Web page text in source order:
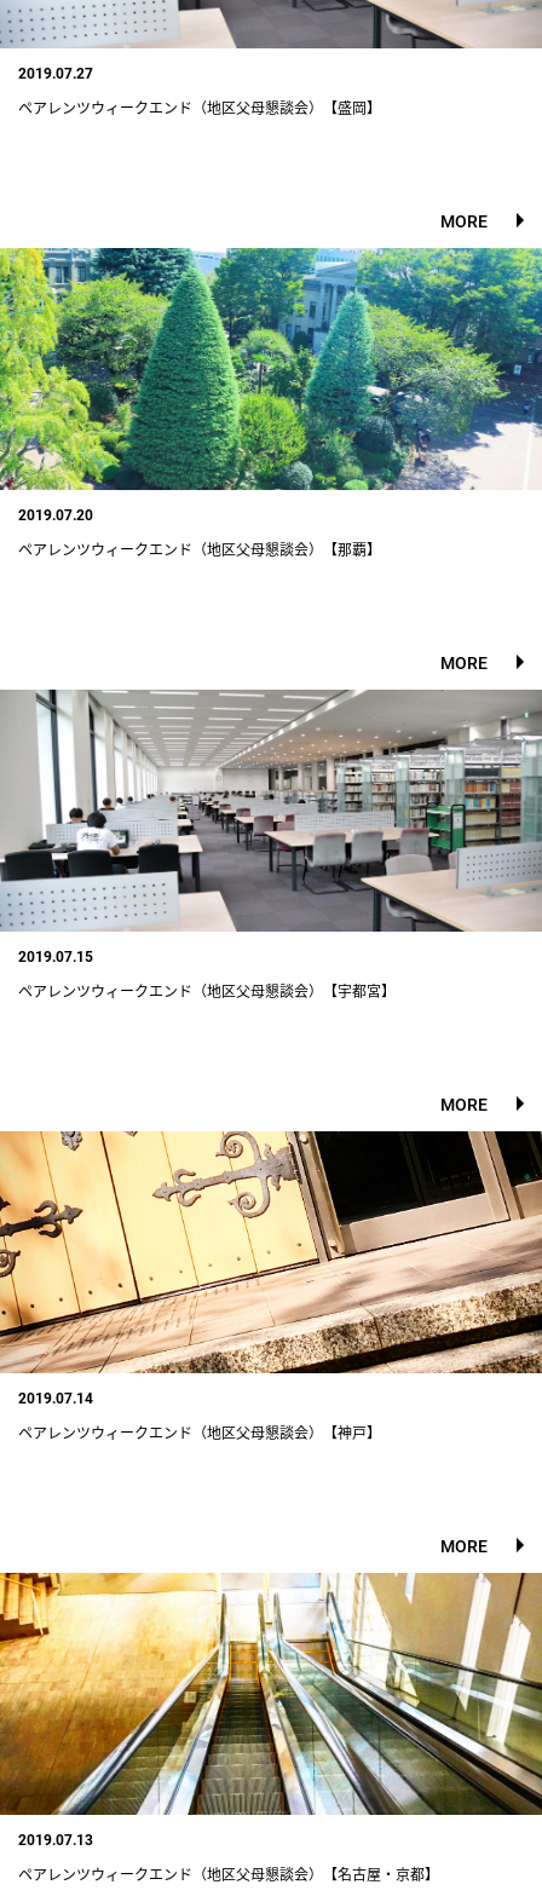
2019.07.27
ペアレンツウィークエンド（地区父母懇談会）【盛岡】
MORE
2019.07.20
ペアレンツウィークエンド（地区父母懇談会）【那覇】
MORE
2019.07.15
ペアレンツウィークエンド（地区父母懇談会）【宇都宮】
MORE
2019.07.14
ペアレンツウィークエンド（地区父母懇談会）【神戸】
MORE
2019.07.13
ペアレンツウィークエンド（地区父母懇談会）【名古屋・京都】